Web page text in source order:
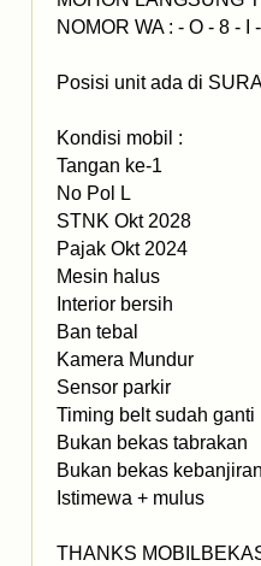
NOMOR WA : - O - 8 - I
Posisi unit ada di
Kondisi mobil :
Tangan ke-1
No Pol L
STNK Okt 2028
Pajak Okt 2024
Mesin halus
Interior bersih
Ban tebal
Kamera Mundur
Sensor parkir
Timing belt sudah ganti
Bukan bekas tabrakan
Bukan bekas kebanjiran
Istimewa + mulus
THANKS